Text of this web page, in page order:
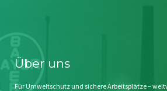
Kontakt
Impressum
Störfälle
Stichwort BAYER
Jahrestagung
Über uns
Für Umweltschutz und sichere Arbeitsplätze –